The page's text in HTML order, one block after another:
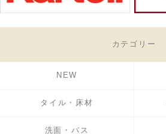
カテゴリー
NEW
タイル・床材
洗面・バス